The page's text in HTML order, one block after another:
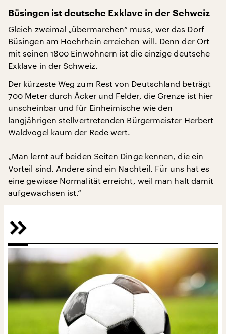
Büsingen ist deutsche Exklave in der Schweiz
Gleich zweimal „übermarchen“ muss, wer das Dorf
Büsingen am Hochrhein erreichen will. Denn der Ort
mit seinen 1800 Einwohnern ist die einzige deutsche
Exklave in der Schweiz.
Der kürzeste Weg zum Rest von Deutschland beträgt
700 Meter durch Äcker und Felder, die Grenze ist hier
unscheinbar und für Einheimische wie den
langjährigen stellvertretenden Bürgermeister Herbert
Waldvogel kaum der Rede wert.
„Man lernt auf beiden Seiten Dinge kennen, die ein
Vorteil sind. Andere sind ein Nachteil. Für uns hat es
eine gewisse Normalität erreicht, weil man halt damit
aufgewachsen ist.“